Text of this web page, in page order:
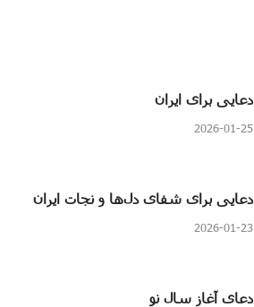
دعایی برای ایران
2026-01-25
دعایی برای شفای دل‌ها و نجات ایران
2026-01-23
دعای آغاز سال نو